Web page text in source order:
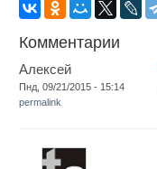
Комментарии
Алексей
Пнд, 09/21/2015 - 15:14
permalink